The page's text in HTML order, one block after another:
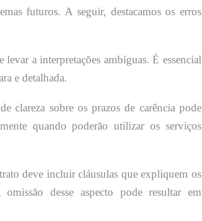
futuros. A seguir, destacamos os erros
a interpretações ambíguas. É essencial
e detalhada.
clareza sobre os prazos de carência pode
quando poderão utilizar os serviços
deve incluir cláusulas que expliquem os
desse aspecto pode resultar em